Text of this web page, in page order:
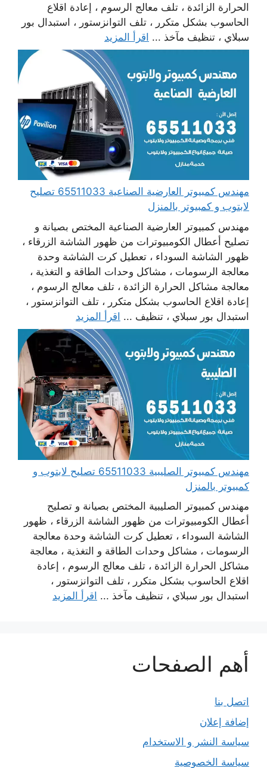
الحرارة الزائدة ، تلف معالج الرسوم ، إعادة اقلاع
الحاسوب بشكل متكرر ، تلف التوانزستور ، استبدال بور
سبلاي ، تنظيف مآخذ ... اقرأ المزيد
مهندس كمبيوتر العارضية الصناعية 65511033 تصليح
لابتوب و كمبيوتر بالمنزل
مهندس كمبيوتر العارضية الصناعية المختص بصيانة و
تصليح أعطال الكومبيوترات من ظهور الشاشة الزرقاء ،
ظهور الشاشة السوداء ، تعطيل كرت الشاشة وحدة
معالجة الرسومات ، مشاكل وحدات الطاقة و التغذية ،
معالجة مشاكل الحرارة الزائدة ، تلف معالج الرسوم ،
إعادة اقلاع الحاسوب بشكل متكرر ، تلف التوانزستور ،
استبدال بور سبلاي ، تنظيف ... اقرأ المزيد
مهندس كمبيوتر الصليبية 65511033 تصليح لابتوب و
كمبيوتر بالمنزل
مهندس كمبيوتر الصليبية المختص بصيانة و تصليح
أعطال الكومبيوترات من ظهور الشاشة الزرقاء ، ظهور
الشاشة السوداء ، تعطيل كرت الشاشة وحدة معالجة
الرسومات ، مشاكل وحدات الطاقة و التغذية ، معالجة
مشاكل الحرارة الزائدة ، تلف معالج الرسوم ، إعادة
اقلاع الحاسوب بشكل متكرر ، تلف التوانزستور ،
استبدال بور سبلاي ، تنظيف مآخذ ... اقرأ المزيد
أهم الصفحات
اتصل بنا
إضافة إعلان
سياسة النشر و الاستخدام
سياسة الخصوصية